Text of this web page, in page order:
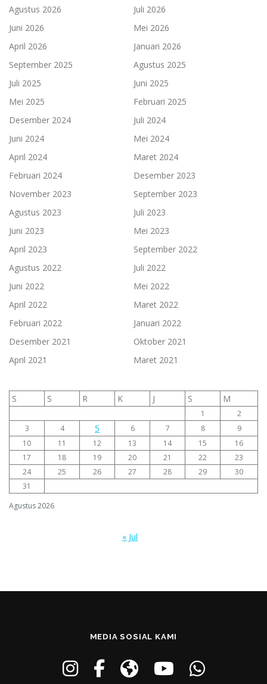
Agustus 2026
Juli 2026
Juni 2026
Mei 2026
April 2026
Januari 2026
September 2025
Agustus 2025
Juli 2025
Juni 2025
Mei 2025
Februari 2025
Desember 2024
Juli 2024
Juni 2024
Mei 2024
April 2024
Maret 2024
Februari 2024
Desember 2023
November 2023
September 2023
Agustus 2023
Juli 2023
Juni 2023
Mei 2023
April 2023
September 2022
Agustus 2022
Juli 2022
Juni 2022
Mei 2022
April 2022
Maret 2022
Februari 2022
Januari 2022
Desember 2021
Oktober 2021
April 2021
Maret 2021
Agustus 2026
S S R K J S M
1
2
3
4 5 6 7 8
9
10
11 12 13 14 15
16
17
18 19 20 21 22
23
24
25 26 27 28 29
30
31
« Jul
MEDIA SOSIAL KAMI